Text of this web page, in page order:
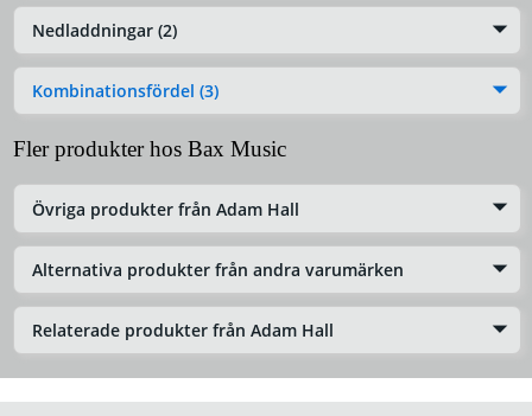
Nedladdningar (2)
Kombinationsfördel (3)
Fler produkter hos Bax Music
Övriga produkter från Adam Hall
Alternativa produkter från andra varumärken
Relaterade produkter från Adam Hall